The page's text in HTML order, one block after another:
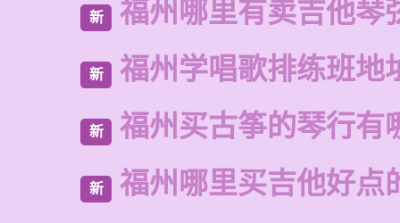
新 福州哪里有卖吉他琴
新 福州学唱歌排练班地
新 福州买古筝的琴行有
新 福州哪里买吉他好点